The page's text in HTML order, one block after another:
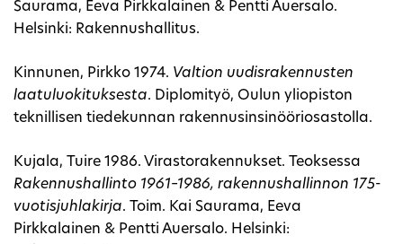
Saurama, Eeva Pirkkalainen & Pentti Auersalo.
Helsinki: Rakennushallitus.
Kinnunen, Pirkko 1974. Valtion uudisrakennusten
laatuluokituksesta. Diplomityö, Oulun yliopiston
teknillisen tiedekunnan rakennusinsinööriosastolla.
Kujala, Tuire 1986. Virastorakennukset. Teoksessa
Rakennushallinto 1961–1986, rakennushallinnon 175-
vuotisjuhlakirja. Toim. Kai Saurama, Eeva
Pirkkalainen & Pentti Auersalo. Helsinki: